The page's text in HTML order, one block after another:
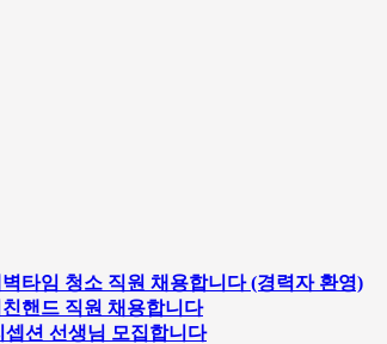
타임 청소 직원 채용합니다 (경력자 환영)
핸드 직원 채용합니다
션 선생님 모집합니다